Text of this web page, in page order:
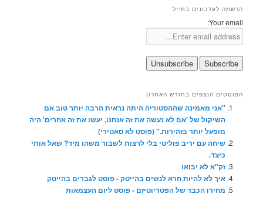
הרשמה לעדכונים במייל
Your email:
הפוסטים הנצפים בחודש האחרון
"אני מאמינה שההסטוריה היתה נראית הרבה יותר טוב אם
השיקול של 'אם לא נעשה את זה אנחנו, יעשו את זה אחרים' היה
מופעל יותר בזהירות." (פוסט לא סאטירי)
שיחה עם יריב פוליטי בלי לרצות לשבור משהו מיד? שאל אותי
כיצד.
זק"א לא יבואו
איך לא להיות חרא לנשים בהייטק - פוסט לגברים בהייטק
מחירו הכבד של הפטריוטיזם - פוסט ליום העצמאות